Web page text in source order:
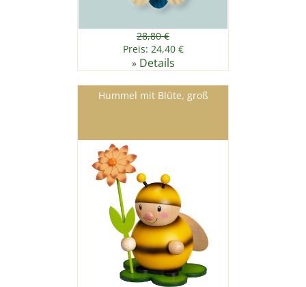
28,80 €
Preis: 24,40 €
» Details
Hummel mit Blüte, groß